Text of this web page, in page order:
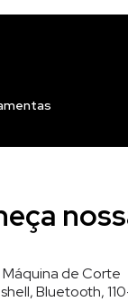
de Corte
Bluetooth,